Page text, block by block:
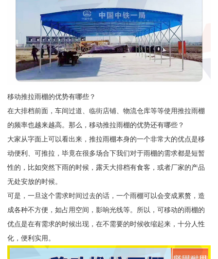
移动推拉雨棚的优势有哪些？
在大排档前面，车间过道、临街店铺、物流仓库等等使用推拉雨棚
的频率也越来越高。那么，移动推拉雨棚的优势还有哪些？
大家从字面上可以看出来，推拉雨棚本身的一个非常大的优点是移
动便利、可推拉，毕竟在很多场合下我们对于雨棚的需求都是短暂
性的，比如突然下雨的时候，露天大排档有食客，或者厂家的产品
无处安放的时候。
可是，一旦这个需求时间过去的话，一个雨棚可以会变成累赘，造
成各种不方便，如占用空间，影响光线等。所以，可移动的雨棚的
优点是在有需求的时候出现，在不需要的时候收缩起来，十分人性
化，便利实用。